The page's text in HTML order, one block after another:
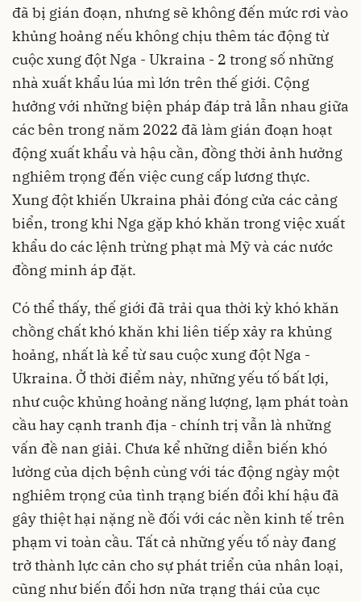
đã bị gián đoạn, nhưng sẽ không đến mức rơi vào
khủng hoảng nếu không chịu thêm tác động từ
cuộc xung đột Nga - Ukraina - 2 trong số những
nhà xuất khẩu lúa mì lớn trên thế giới. Cộng
hưởng với những biện pháp đáp trả lẫn nhau giữa
các bên trong năm 2022 đã làm gián đoạn hoạt
động xuất khẩu và hậu cần, đồng thời ảnh hưởng
nghiêm trọng đến việc cung cấp lương thực.
Xung đột khiến Ukraina phải đóng cửa các cảng
biển, trong khi Nga gặp khó khăn trong việc xuất
khẩu do các lệnh trừng phạt mà Mỹ và các nước
đồng minh áp đặt.
Có thể thấy, thế giới đã trải qua thời kỳ khó khăn
chồng chất khó khăn khi liên tiếp xảy ra khủng
hoảng, nhất là kể từ sau cuộc xung đột Nga -
Ukraina. Ở thời điểm này, những yếu tố bất lợi,
như cuộc khủng hoảng năng lượng, lạm phát toàn
cầu hay cạnh tranh địa - chính trị vẫn là những
vấn đề nan giải. Chưa kể những diễn biến khó
lường của dịch bệnh cùng với tác động ngày một
nghiêm trọng của tình trạng biến đổi khí hậu đã
gây thiệt hại nặng nề đối với các nền kinh tế trên
phạm vi toàn cầu. Tất cả những yếu tố này đang
trở thành lực cản cho sự phát triển của nhân loại,
cũng như biến đổi hơn nữa trạng thái của cục